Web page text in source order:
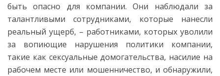
быть опасно для компании. Они наблюдали за
талантливыми сотрудниками, которые нанесли
реальный ущерб, – работниками, которых уволили
за вопиющие нарушения политики компании,
такие как сексуальные домогательства, насилие на
рабочем месте или мошенничество, и обнаружили,